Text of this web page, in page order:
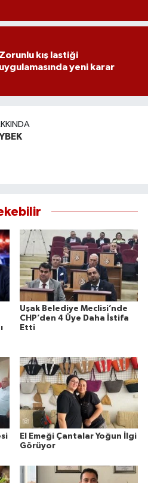
Zorunlu kış lastiği
uygulamasında yeni karar
Uşak Belediye Meclisi’nde
CHP’den 4 Üye Daha İstifa
Etti
El Emeği Çantalar Yoğun İlgi
Görüyor